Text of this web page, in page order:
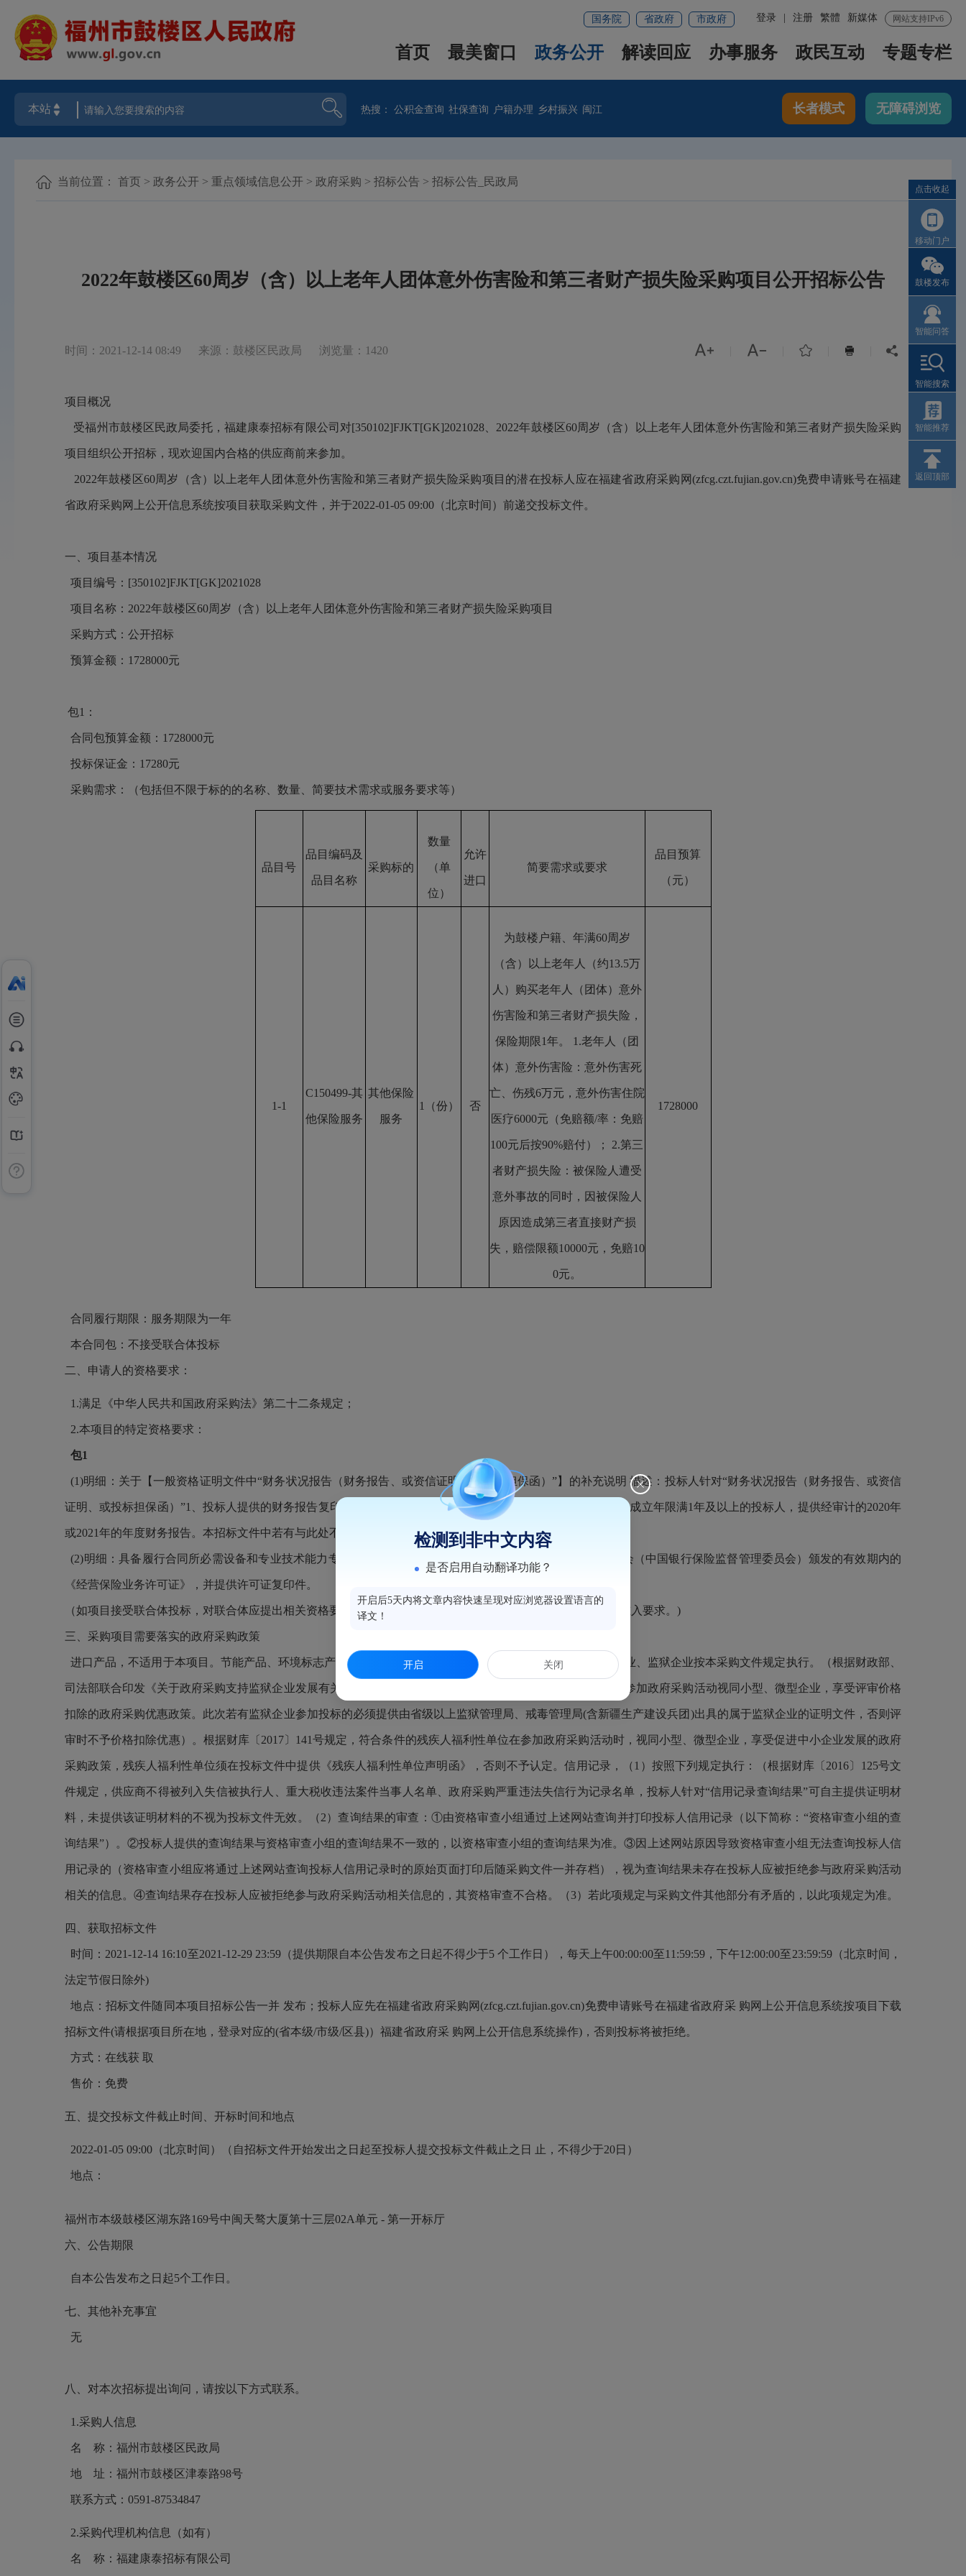
网站支持IPv6
新媒体
繁體
登录 注册
国务院 省政府 市政府
首页 最美窗口 政务公开 解读回应 办事服务 政民互动 专题专栏
热搜：公积金查询 社保查询 户籍办理 乡村振兴 闽江 长者模式 无障碍浏览
当前位置： 首页 > 政务公开 > 重点领域信息公开 > 政府采购 > 招标公告 > 招标公告_民政局
2022年鼓楼区60周岁（含）以上老年人团体意外伤害险和第三者财产损失险采购项目公开招标公告
时间：2021-12-14 08:49 来源：鼓楼区民政局 浏览量：1420     
项目概况
受福州市鼓楼区民政局委托，福建康泰招标有限公司对[350102]FJKT[GK]2021028、2022年鼓楼区60周岁（含）以上老年人团体意外伤害险和第三者财产损失险采购
项目组织公开招标，现欢迎国内合格的供应商前来参加。
2022年鼓楼区60周岁（含）以上老年人团体意外伤害险和第三者财产损失险采购项目的潜在投标人应在福建省政府采购网(zfcg.czt.fujian.gov.cn)免费申请账号在福建
省政府采购网上公开信息系统按项目获取采购文件，并于2022-01-05 09:00（北京时间）前递交投标文件。
一、项目基本情况
项目编号：[350102]FJKT[GK]2021028
项目名称：2022年鼓楼区60周岁（含）以上老年人团体意外伤害险和第三者财产损失险采购项目
采购方式：公开招标
预算金额：1728000元
包1：
合同包预算金额：1728000元
投标保证金：17280元
采购需求：（包括但不限于标的的名称、数量、简要技术需求或服务要求等）
品目号
品目编码及
品目名称
采购标的
数量
（单
位）
允许
进口
简要需求或要求
品目预算
（元）
1-1
C150499-其
他保险服务
其他保险
服务
1（份） 否
为鼓楼户籍、年满60周岁
（含）以上老年人（约13.5万
人）购买老年人（团体）意外
伤害险和第三者财产损失险，
保险期限1年。 1.老年人（团
体）意外伤害险：意外伤害死
亡、伤残6万元，意外伤害住院
医疗6000元（免赔额/率：免赔
100元后按90%赔付）； 2.第三
者财产损失险：被保险人遭受
意外事故的同时，因被保险人
原因造成第三者直接财产损
失，赔偿限额10000元，免赔10
0元。
1728000
合同履行期限：服务期限为一年
本合同包：不接受联合体投标
二、申请人的资格要求：
1.满足《中华人民共和国政府采购法》第二十二条规定；
2.本项目的特定资格要求：
包1
(1)明细：关于【一般资格证明文件中“财务状况报告（财务报告、或资信证明、或投标担保函）”】的补充说明 描述：投标人针对“财务状况报告（财务报告、或资信
证明、或投标担保函）”1、投标人提供的财务报告复印件（成立年限按照投标截止时间推算）应符合下列规定：成立年限满1年及以上的投标人，提供经审计的2020年
或2021年的年度财务报告。本招标文件中若有与此处不一致的，以此处补充说明为准。
(2)明细：具备履行合同所必需设备和专业技术能力专项证明材料 描述：投标人须具备中国保险监督管理委员会（中国银行保险监督管理委员会）颁发的有效期内的
《经营保险业务许可证》，并提供许可证复印件。
（如项目接受联合体投标，对联合体应提出相关资格要求；如属于特定行业项目 ,供应商应当具备特定行业法定准入要求。)
三、采购项目需要落实的政府采购政策
进口产品，不适用于本项目。节能产品、环境标志产品、信息安全产品按本采购文件规定执行。小型、微型企业、监狱企业按本采购文件规定执行。（根据财政部、
司法部联合印发《关于政府采购支持监狱企业发展有关问题的通知》(财库【2014】68号)文件规定，凡监狱企业参加政府采购活动视同小型、微型企业，享受评审价格
扣除的政府采购优惠政策。此次若有监狱企业参加投标的必须提供由省级以上监狱管理局、戒毒管理局(含新疆生产建设兵团)出具的属于监狱企业的证明文件，否则评
审时不予价格扣除优惠）。根据财库〔2017〕141号规定，符合条件的残疾人福利性单位在参加政府采购活动时，视同小型、微型企业，享受促进中小企业发展的政府
采购政策，残疾人福利性单位须在投标文件中提供《残疾人福利性单位声明函》，否则不予认定。信用记录，（1）按照下列规定执行：（根据财库〔2016〕125号文
件规定，供应商不得被列入失信被执行人、重大税收违法案件当事人名单、政府采购严重违法失信行为记录名单，投标人针对“信用记录查询结果”可自主提供证明材
料，未提供该证明材料的不视为投标文件无效。（2）查询结果的审查：①由资格审查小组通过上述网站查询并打印投标人信用记录（以下简称：“资格审查小组的查
询结果”）。②投标人提供的查询结果与资格审查小组的查询结果不一致的，以资格审查小组的查询结果为准。③因上述网站原因导致资格审查小组无法查询投标人信
用记录的（资格审查小组应将通过上述网站查询投标人信用记录时的原始页面打印后随采购文件一并存档），视为查询结果未存在投标人应被拒绝参与政府采购活动
相关的信息。④查询结果存在投标人应被拒绝参与政府采购活动相关信息的，其资格审查不合格。（3）若此项规定与采购文件其他部分有矛盾的，以此项规定为准。
四、获取招标文件
时间：2021-12-14 16:10至2021-12-29 23:59（提供期限自本公告发布之日起不得少于5 个工作日），每天上午00:00:00至11:59:59，下午12:00:00至23:59:59（北京时间，
法定节假日除外)
地点：招标文件随同本项目招标公告一并 发布；投标人应先在福建省政府采购网(zfcg.czt.fujian.gov.cn)免费申请账号在福建省政府采 购网上公开信息系统按项目下载
招标文件(请根据项目所在地，登录对应的(省本级/市级/区县)）福建省政府采 购网上公开信息系统操作)，否则投标将被拒绝。
方式：在线获 取
售价：免费
五、提交投标文件截止时间、开标时间和地点
2022-01-05 09:00（北京时间）（自招标文件开始发出之日起至投标人提交投标文件截止之日 止，不得少于20日）
地点：
福州市本级鼓楼区湖东路169号中闽天骜大厦第十三层02A单元 - 第一开标厅
六、公告期限
自本公告发布之日起5个工作日。
七、其他补充事宜
无
八、对本次招标提出询问，请按以下方式联系。
1.采购人信息
名 称：福州市鼓楼区民政局
地 址：福州市鼓楼区津泰路98号
联系方式：0591-87534847
2.采购代理机构信息（如有）
名 称：福建康泰招标有限公司
点击收起
移动门户
鼓楼发布
智能问答
智能搜索
智能推荐
返回顶部
检测到非中文内容
是否启用自动翻译功能？
开启后5天内将文章内容快速呈现对应浏览器设置语言的
译文！
开启 关闭